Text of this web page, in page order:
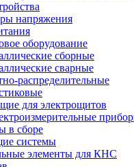
напряжения
оборудование
сборные
сварные
распределительные
для электрощитов
в сборе
системы
элементы для КНС